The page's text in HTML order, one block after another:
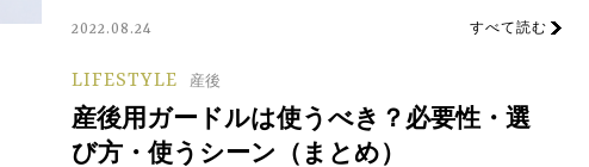
2022.08.24 すべて読む
LIFESTYLE 産後
産後用ガードルは使うべき？必要性・選
び方・使うシーン（まとめ）